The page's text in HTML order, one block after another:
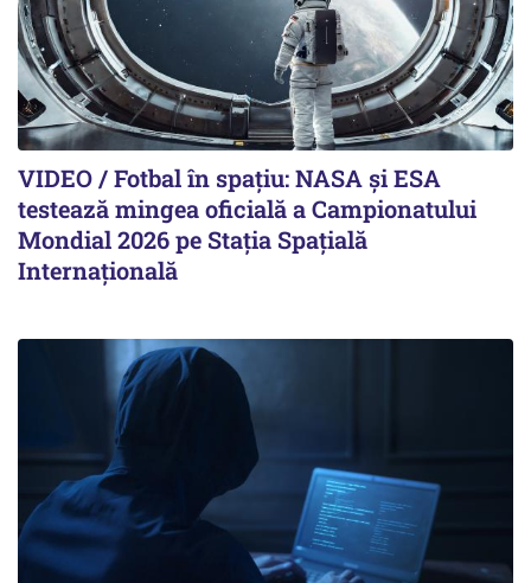
VIDEO / Fotbal în spațiu: NASA și ESA
testează mingea oficială a Campionatului
Mondial 2026 pe Staţia Spaţială
Internaţională